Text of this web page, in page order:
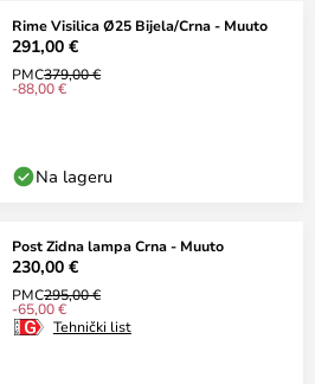
Rime Visilica Ø25 Bijela/Crna - Muuto
291,00 €
PMC379,00 €
-88,00 €
Na lageru
Post Zidna lampa Crna - Muuto
230,00 €
PMC295,00 €
-65,00 €
Tehnički list